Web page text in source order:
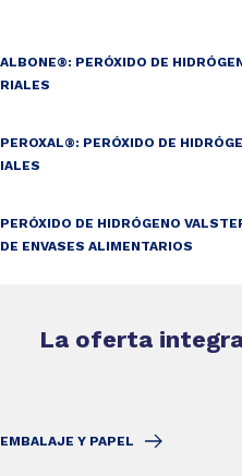
ALBONE®: PERÓXIDO DE
RIALES
PEROXAL®: PERÓXIDO DE
IALES
PERÓXIDO DE HIDRÓGENO
DE ENVASES ALIMENTARIOS
La oferta
EMBALAJE Y PAPEL